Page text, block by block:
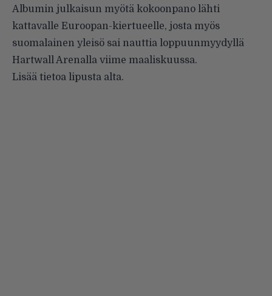
Albumin julkaisun myötä kokoonpano lähti
kattavalle Euroopan-kiertueelle, josta myös
suomalainen yleisö sai nauttia loppuunmyydyllä
Hartwall Arenalla viime maaliskuussa.
Lisää tietoa lipusta alta.